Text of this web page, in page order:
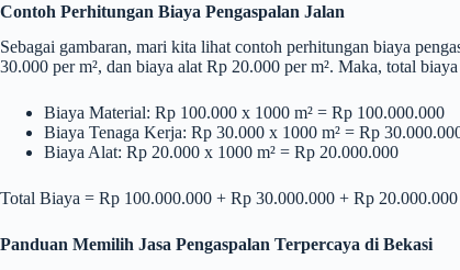
Contoh Perhitungan Biaya Pengaspalan Jalan
Sebagai gambaran, mari kita lihat contoh perhitungan biaya
30.000 per m², dan biaya alat Rp 20.000 per m². Maka, total
Biaya Material: Rp 100.000 x 1000 m² = Rp 100.000.000
Biaya Tenaga Kerja: Rp 30.000 x 1000 m² = Rp
Biaya Alat: Rp 20.000 x 1000 m² = Rp 20.000.000
Total Biaya = Rp 100.000.000 + Rp 30.000.000 + Rp
Panduan Memilih Jasa Pengaspalan Terpercaya di Bekasi